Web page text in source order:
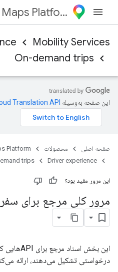
Maps Platform
Mobility Services
On-demand trips
این صفحه به‌وسیله
صفحه اصلی محصولات Platform
Driver experience
trips
این مرور مفید بود؟
مرور کلی مرجع برای
درخواستی تشکیل می‌دهند، ارائه